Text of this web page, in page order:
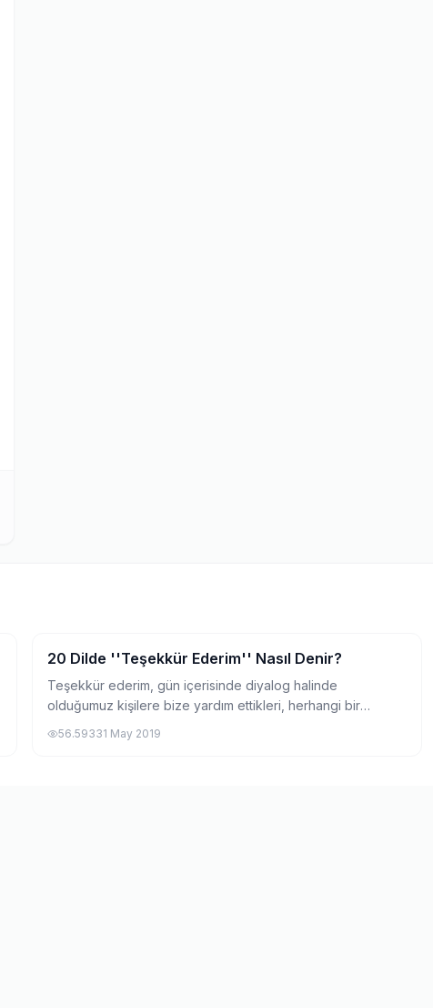
Eğlence
20 Dilde ''Teşekkür Ederim'' Nasıl Denir?
Teşekkür ederim, gün içerisinde diyalog halinde
olduğumuz kişilere bize yardım ettikleri, herhangi bir
kullandığımız bir minnet ifadesi. Asl...
56.59331 May 2019